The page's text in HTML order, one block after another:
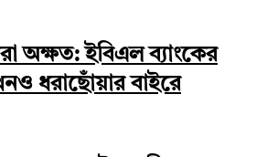
অক্ষত: ইবিএল ব্যাংকের
ধরাছোঁয়ার বাইরে